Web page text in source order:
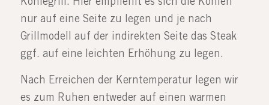
Kohlegrill. Hier empfiehlt es sich die Kohlen
nur auf eine Seite zu legen und je nach
Grillmodell auf der indirekten Seite das Steak
ggf. auf eine leichten Erhöhung zu legen.
Nach Erreichen der Kerntemperatur legen wir
es zum Ruhen entweder auf einen warmen